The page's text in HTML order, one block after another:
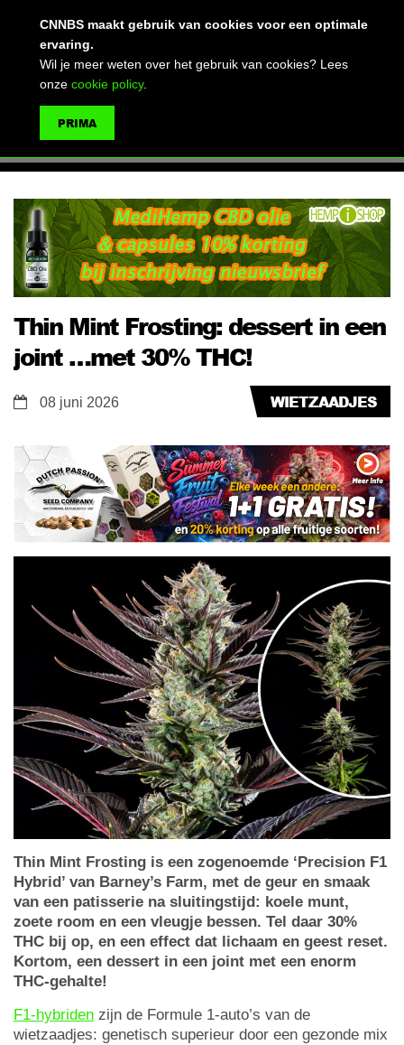
Thin Mint Frosting: dessert in een
joint …met 30% THC!
WIETZAADJES
08 juni 2026
Thin Mint Frosting is een zogenoemde ‘Precision F1
Hybrid’ van Barney’s Farm, met de geur en smaak
van een patisserie na sluitingstijd: koele munt,
zoete room en een vleugje bessen. Tel daar 30%
THC bij op, en een effect dat lichaam en geest reset.
Kortom, een dessert in een joint met een enorm
THC-gehalte!
F1-hybriden zijn de Formule 1-auto’s van de
wietzaadjes: genetisch superieur door een gezonde mix
CNNBS maakt gebruik van cookies voor een optimale
ervaring.
Wil je meer weten over het gebruik van cookies? Lees
onze cookie policy.
PRIMA